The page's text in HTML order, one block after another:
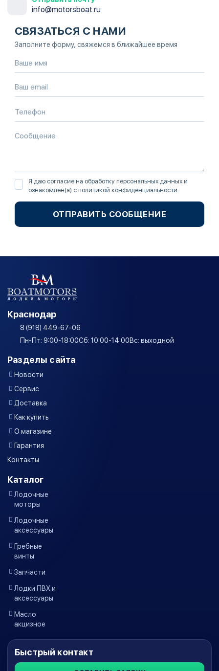
info@motorsboat.ru
СВЯЗАТЬСЯ С НАМИ
Заполните форму, свяжемся в ближайшее время
Я даю согласие на обработку персональных данных и
ознакомлен(а) с политикой конфиденциальности
ОТПРАВИТЬ СООБЩЕНИЕ
Краснодар
8 (918) 449-67-06
Пн-Пт: 9:00-18:00Сб: 10:00-14:00Вс: выходной
Разделы сайта
Новости
Сервис
Доставка
Как купить
О магазине
Гарантия
Контакты
Каталог
Лодочные
моторы
Лодочные
аксессуары
Гребные
винты
Запчасти
Лодки ПВХ и
аксессуары
Масло
акцизное
Быстрый контакт